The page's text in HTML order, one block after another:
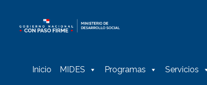
Inicio MIDES Programas Servicios